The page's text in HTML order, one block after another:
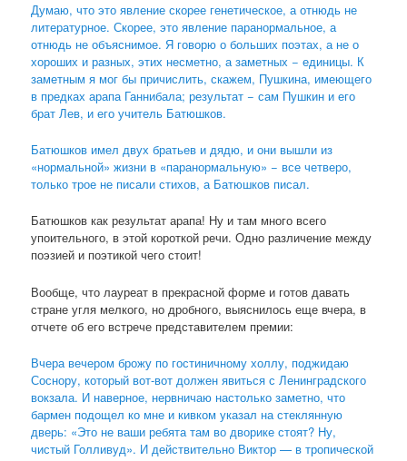
Думаю, что это явление скорее генетическое, а отнюдь не
литературное. Скорее, это явление паранормальное, а
отнюдь не объяснимое. Я говорю о больших поэтах, а не о
хороших и разных, этих несметно, а заметных − единицы. К
заметным я мог бы причислить, скажем, Пушкина, имеющего
в предках арапа Ганнибала; результат − сам Пушкин и его
брат Лев, и его учитель Батюшков.
Батюшков имел двух братьев и дядю, и они вышли из
«нормальной» жизни в «паранормальную» − все четверо,
только трое не писали стихов, а Батюшков писал.
Батюшков как результат арапа! Ну и там много всего
упоительного, в этой короткой речи. Одно различение между
поэзией и поэтикой чего стоит!
Вообще, что лауреат в прекрасной форме и готов давать
стране угля мелкого, но дробного, выяснилось еще вчера, в
отчете об его встрече представителем премии:
Вчера вечером брожу по гостиничному холлу, поджидаю
Соснору, который вот-вот должен явиться с Ленинградского
вокзала. И наверное, нервничаю настолько заметно, что
бармен подощел ко мне и кивком указал на стеклянную
дверь: «Это не ваши ребята там во дворике стоят? Ну,
чистый Голливуд». И действительно Виктор — в тропической